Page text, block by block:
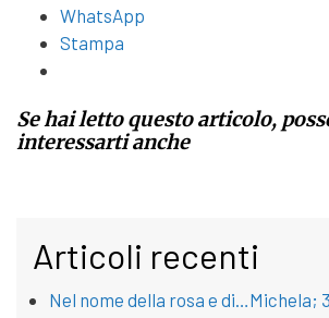
WhatsApp
Stampa
Se hai letto questo articolo,
interessarti anche
Articoli recenti
Nel nome della rosa e di…Michela;